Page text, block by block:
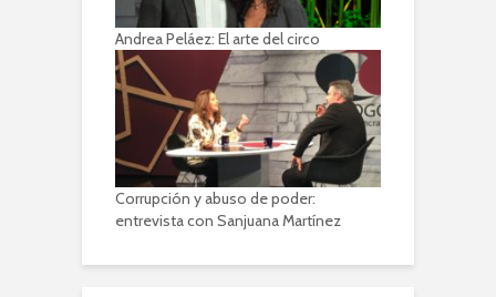
Andrea Peláez: El arte del circo
Corrupción y abuso de poder:
entrevista con Sanjuana Martínez